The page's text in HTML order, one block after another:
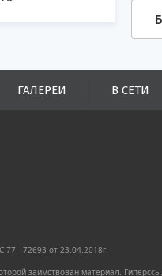
ГАЛЕРЕИ В СЕТИ
- 72693 от 23.04.2018г.
заимствован материал.